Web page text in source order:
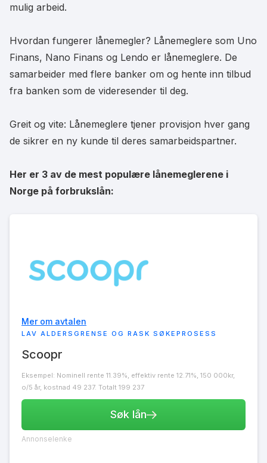
mulig arbeid.
Hvordan fungerer lånemegler? Lånemeglere som Uno
Finans, Nano Finans og Lendo er lånemeglere. De
samarbeider med flere banker om og hente inn tilbud
fra banken som de videresender til deg.
Greit og vite: Lånemeglere tjener provisjon hver gang
de sikrer en ny kunde til deres samarbeidspartner.
Her er 3 av de mest populære lånemeglerene i
Norge på forbrukslån:
Mer om avtalen
LAV ALDERSGRENSE OG RASK SØKEPROSESS
Scoopr
Eksempel: Nominell rente 11.39%, effektiv rente 12.71%, 150 000kr,
o/5 år, kostnad 49 237. Totalt 199 237
Søk lån
Annonselenke